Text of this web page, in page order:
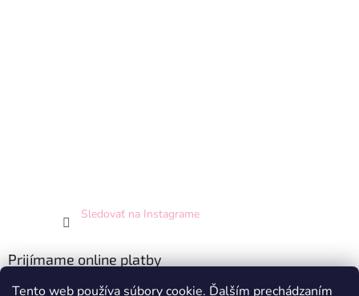
Tento web používa súbory cookie. Ďalším prechádzaním
Sledovať na Instagrame
Prijímame online platby